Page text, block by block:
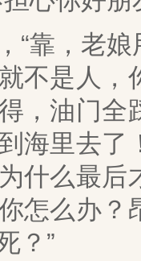
，老娘
不是人
，油门
海里去
什么最
怎么办
？”